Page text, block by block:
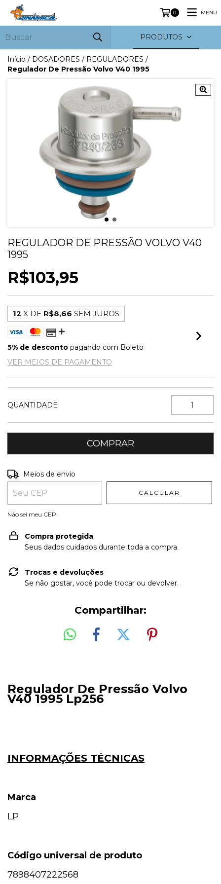
0 MENU
PRODUTOS
Início / DOSADORES / REGULADORES /
Regulador De Pressão Volvo V40 1995
REGULADOR DE PRESSÃO VOLVO V40
1995
R$103,95
12 X DE R$8,66 SEM JUROS
5% de desconto pagando com Boleto
VER MEIOS DE PAGAMENTO
QUANTIDADE
Entregas para o CEP:
Meios de envio
CALCULAR
Não sei meu CEP
Compra protegida
Seus dados cuidados durante toda a compra.
Trocas e devoluções
Se não gostar, você pode trocar ou devolver.
Compartilhar:
Regulador De Pressão Volvo
V40 1995 Lp256
INFORMAÇÕES TÉCNICAS
Marca
LP
Código universal de produto
7898407222568